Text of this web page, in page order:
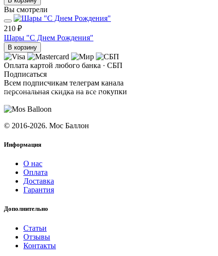
Вы смотрели
210 ₽
Шары "С Днем Рождения"
В корзину
Оплата картой любого банка · СБП
Подписаться
Всем подписчикам телеграм канала
персональная скидка на все покупки
© 2016-2026. Мос Баллон
Информация
О нас
Оплата
Доставка
Гарантия
Дополнительно
Статьи
Отзывы
Контакты